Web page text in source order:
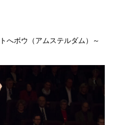
へボウ（アムステルダム）～